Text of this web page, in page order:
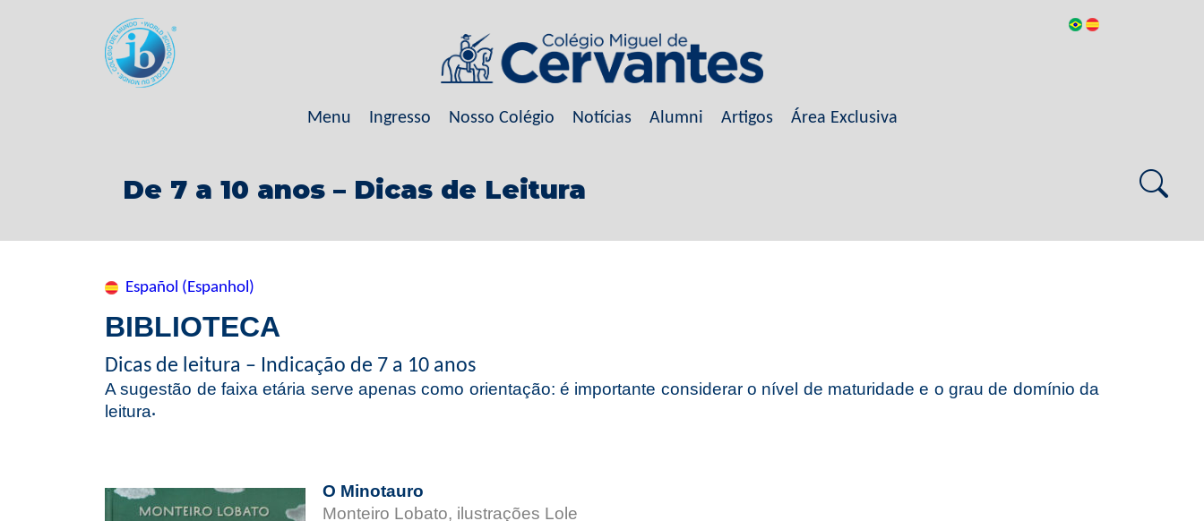
Menu Ingresso Nosso Colégio Notícias Alumni Artigos Área Exclusiva
De 7 a 10 anos – Dicas de Leitura
Español (Espanhol)
BIBLIOTECA
Dicas de leitura – Indicação de 7 a 10 anos
A sugestão de faixa etária serve apenas como orientação: é importante considerar o nível de maturidade e o grau de domínio da
leitura.
O Minotauro
Monteiro Lobato, ilustrações Lole